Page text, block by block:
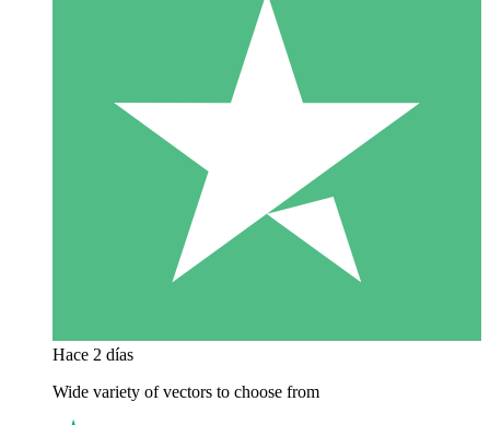
Hace 2 días
Wide variety of vectors to choose from